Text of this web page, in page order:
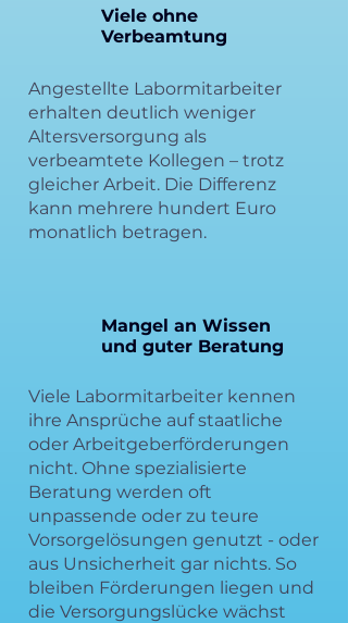
Viele ohne
Verbeamtung
Angestellte Labormitarbeiter
erhalten deutlich weniger
Altersversorgung als
verbeamtete Kollegen – trotz
gleicher Arbeit. Die Differenz
kann mehrere hundert Euro
monatlich betragen.
Mangel an Wissen
und guter Beratung
Viele Labormitarbeiter kennen
ihre Ansprüche auf staatliche
oder Arbeitgeberförderungen
nicht. Ohne spezialisierte
Beratung werden oft
unpassende oder zu teure
Vorsorgelösungen genutzt - oder
aus Unsicherheit gar nichts. So
bleiben Förderungen liegen und
die Versorgungslücke wächst